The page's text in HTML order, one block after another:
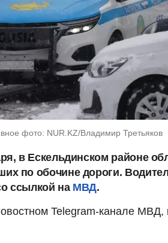
фото: NUR.KZ/Владимир Третьяков
в Ескельдинском районе
по обочине дороги.
ссылкой на МВД.
Telegram-канале МВД,